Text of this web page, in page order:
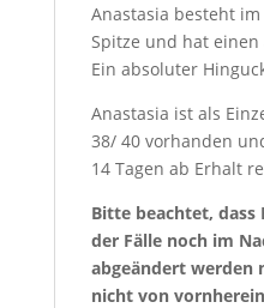
Anastasia besteht
Spitze und hat
Ein absoluter
Anastasia ist als
38/ 40 vorhanden
14 Tagen ab Erhalt
Bitte beachtet, dass
der Fälle noch im
abgeändert werden
nicht von